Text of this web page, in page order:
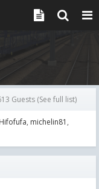
Guests (See full list)
Hifofufa michelin81